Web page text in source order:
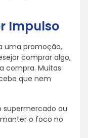
Impulso
uma promoção,
comprar algo,
compra. Muitas
que nem
supermercado ou
o foco no